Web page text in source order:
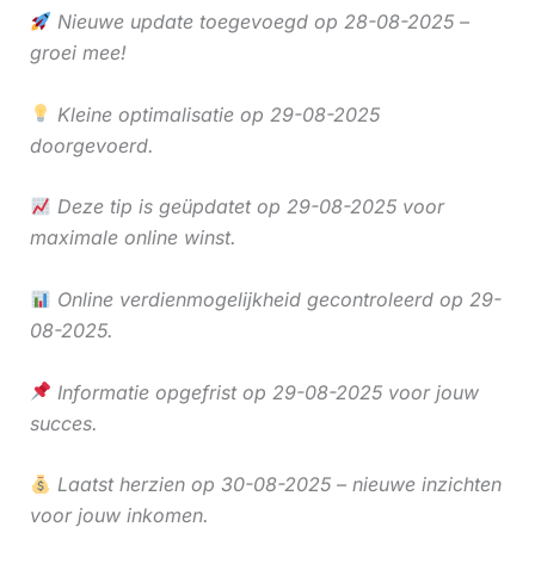
Nieuwe update toegevoegd op 28-08-2025 –
groei mee!
Kleine optimalisatie op 29-08-2025
doorgevoerd.
Deze tip is geüpdatet op 29-08-2025 voor
maximale online winst.
Online verdienmogelijkheid gecontroleerd op 29-
08-2025.
Informatie opgefrist op 29-08-2025 voor jouw
succes.
Laatst herzien op 30-08-2025 – nieuwe inzichten
voor jouw inkomen.